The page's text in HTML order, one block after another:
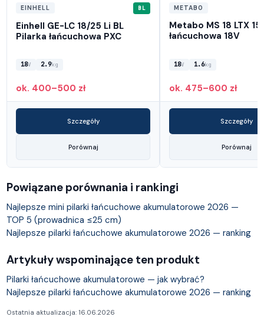
EINHELL BL
Einhell GE-LC 18/25 Li BL
Pilarka łańcuchowa PXC
18V 2.9kg
ok. 400–500 zł
Szczegóły
Porównaj
METABO
Metabo MS 18 LTX
łańcuchowa 18V
18V 1.6kg
ok. 475–600 zł
Szczegóły
Porównaj
Powiązane porównania i rankingi
Najlepsze mini pilarki łańcuchowe akumulatorowe 2026 —
TOP 5 (prowadnica ≤25 cm)
Najlepsze pilarki łańcuchowe akumulatorowe 2026 — ranking
Artykuły wspominające ten produkt
Pilarki łańcuchowe akumulatorowe — jak wybrać?
Najlepsze pilarki łańcuchowe akumulatorowe 2026 — ranking
Ostatnia aktualizacja: 16.06.2026